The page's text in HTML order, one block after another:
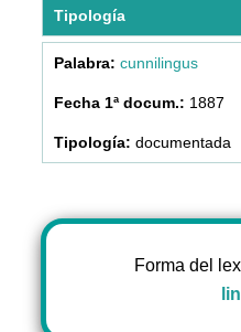
Tipología
cunnilingus
1887
documentada
Forma del